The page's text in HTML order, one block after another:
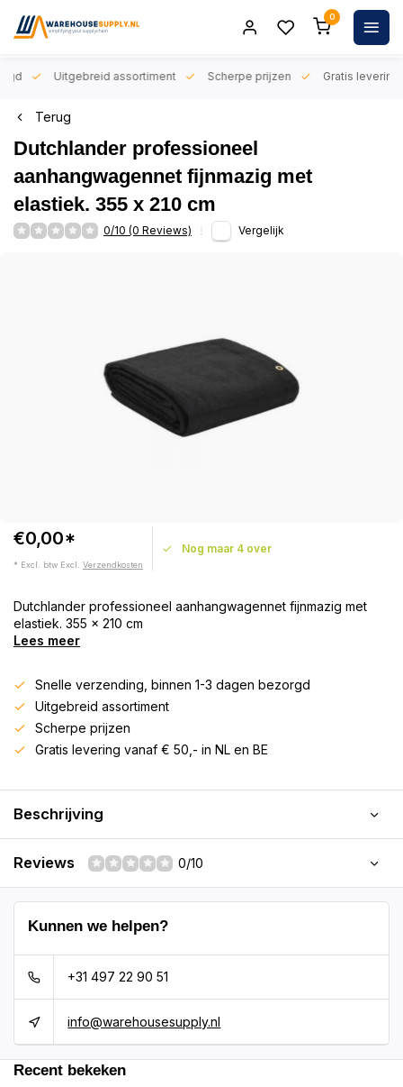
0
Uitgebreid assortiment Scherpe prijzen Gratis levering
Terug
Dutchlander professioneel
aanhangwagennet fijnmazig met
elastiek. 355 x 210 cm
0/10 (0 Reviews) Vergelijk
€0,00*
* Excl. btw Excl. Verzendkosten
Nog maar 4 over
Dutchlander professioneel aanhangwagennet fijnmazig met
elastiek. 355 x 210 cm
Lees meer
Snelle verzending, binnen 1-3 dagen bezorgd
Uitgebreid assortiment
Scherpe prijzen
Gratis levering vanaf € 50,- in NL en BE
Beschrijving
Reviews 0/10
Kunnen we helpen?
+31 497 22 90 51
info@warehousesupply.nl
Recent bekeken